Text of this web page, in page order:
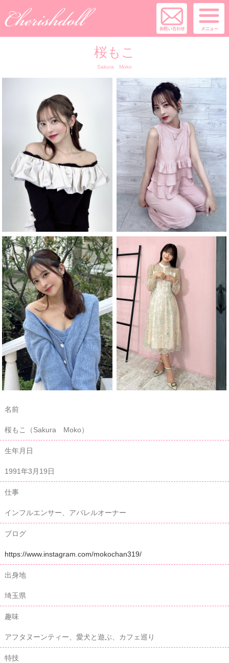
桜もこ
Sakura Moko
名前
桜もこ（Sakura Moko）
生年月日
1991年3月19日
仕事
インフルエンサー、アパレルオーナー
ブログ
https://www.instagram.com/mokochan319/
出身地
埼玉県
趣味
アフタヌーンティー、愛犬と遊ぶ、カフェ巡り
特技